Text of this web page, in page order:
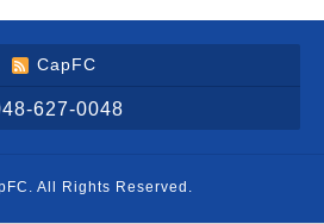
CapFC
627-0048
. All Rights Reserved.